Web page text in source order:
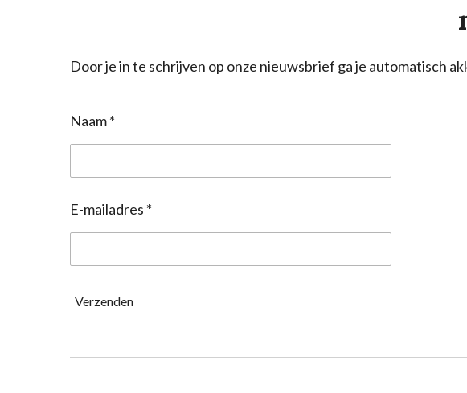
Door je in te schrijven op onze nieuwsbrief ga je automatisch
Naam *
E-mailadres *
Verzenden